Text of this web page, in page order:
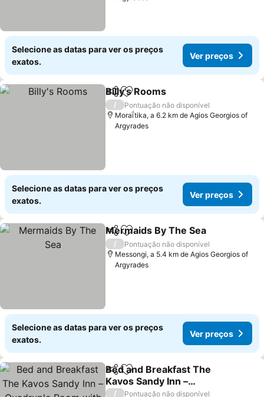
Selecione as datas para ver os preços
exatos.
Ver preços
PartilharAdicionar aos favoritos
Billy's Rooms
/
Pontuação não disponível
Moraḯtika, a 6.2 km de Agios Georgios of
Argyrades
Selecione as datas para ver os preços
exatos.
Ver preços
PartilharAdicionar aos favoritos
Mermaids By The Sea
/
Pontuação não disponível
Messongi, a 5.4 km de Agios Georgios of
Argyrades
Selecione as datas para ver os preços
exatos.
Ver preços
PartilharAdicionar aos favoritos
Bed and Breakfast The
Kavos Sandy Inn –
Quadruple Room with
Ver preços
/ Pontuação não disponível